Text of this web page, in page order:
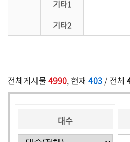
기타1
기타2
전체게시물 4990, 현재 403 / 전체
대수